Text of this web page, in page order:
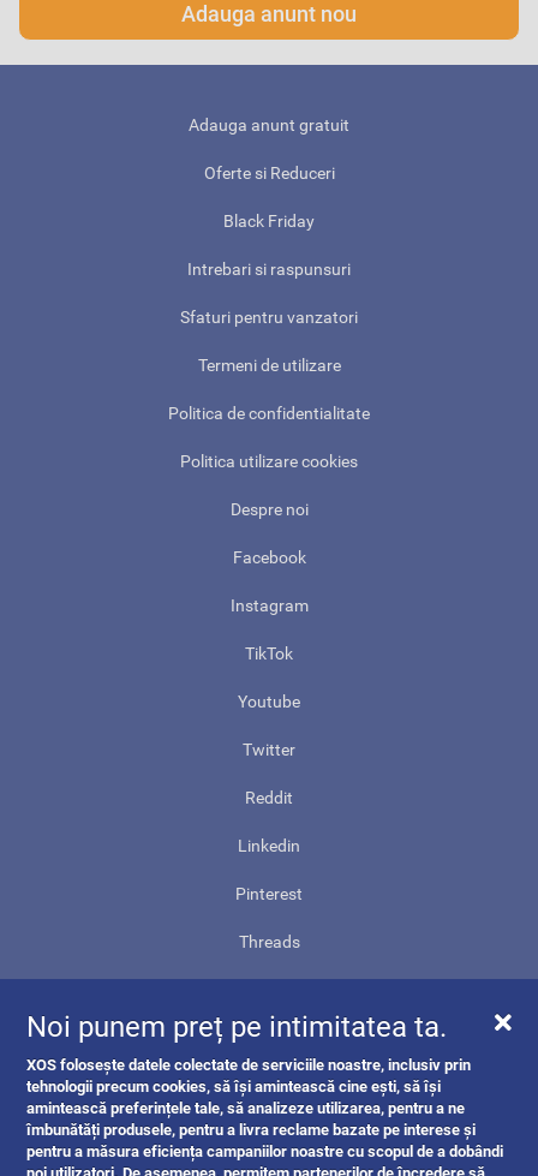
Adauga anunt nou
Adauga anunt gratuit
Oferte si Reduceri
Black Friday
Intrebari si raspunsuri
Sfaturi pentru vanzatori
Termeni de utilizare
Politica de confidentialitate
Politica utilizare cookies
Despre noi
Facebook
Instagram
TikTok
Youtube
Twitter
Reddit
Linkedin
Pinterest
Threads
Harta site-ului
ANPC
Noi punem preț pe intimitatea ta.
XOS folosește datele colectate de serviciile noastre, inclusiv prin
tehnologii precum cookies, să își amintească cine ești, să își
amintească preferințele tale, să analizeze utilizarea, pentru a ne
îmbunătăți produsele, pentru a livra reclame bazate pe interese și
pentru a măsura eficiența campaniilor noastre cu scopul de a dobândi
noi utilizatori. De asemenea, permitem partenerilor de încredere să